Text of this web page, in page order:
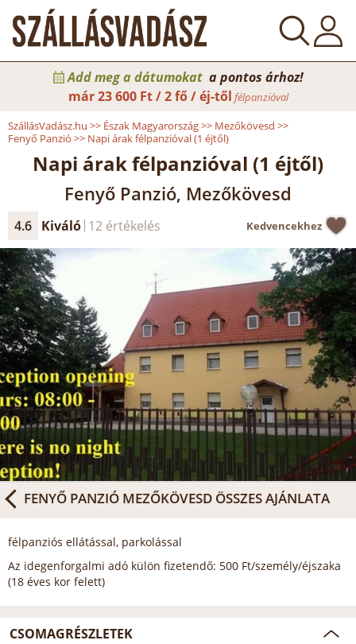
Add meg a dátumokat a pontos árhoz!
már23 600 Ft / 2 fő / éj-től félpanzióval
SzállásVadász.hu >> Észak Magyarország>> Mezőkövesd >>
Fenyő Panzió >> Napi árak félpanzióval (1 éjtől)
Napi árak félpanzióval (1 éjtől)
Fenyő Panzió, Mezőkövesd
4.6 Kiváló 12 értékelés Kedvencekhez
FENYŐ PANZIÓ MEZŐKÖVESD ÖSSZES AJÁNLATA
félpanziós ellátással, parkolással
Az idegenforgalmi adó külön fizetendő: 500 Ft/személy/éjszaka
(18 éves kor felett)
CSOMAGRÉSZLETEK